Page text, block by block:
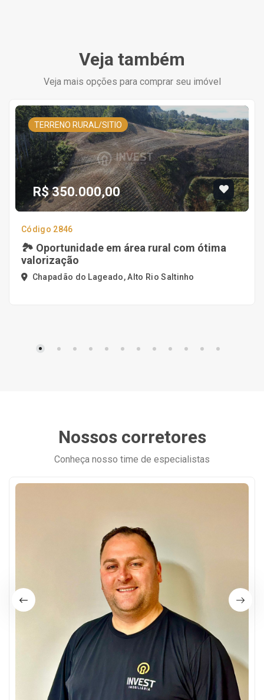
Veja também
Veja mais opções para comprar seu imóvel
TERRENO RURAL/SITIO
R$ 350.000,00
Código 2846
🏞️ Oportunidade em área rural com ótima
valorização
Chapadão do Lageado, Alto Rio Saltinho
Nossos corretores
Conheça nosso time de especialistas